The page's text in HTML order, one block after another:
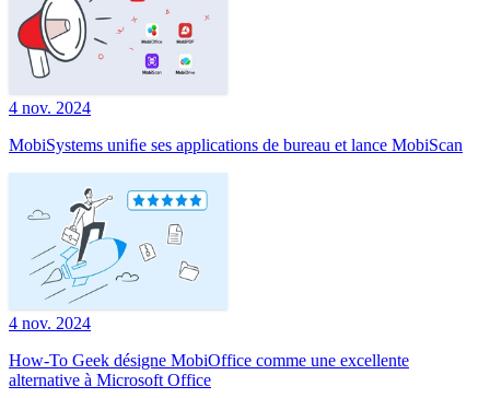
4 nov. 2024
MobiSystems uniﬁe ses applications de bureau et lance MobiScan
4 nov. 2024
How-To Geek désigne MobiOffice comme une excellente
alternative à Microsoft Office